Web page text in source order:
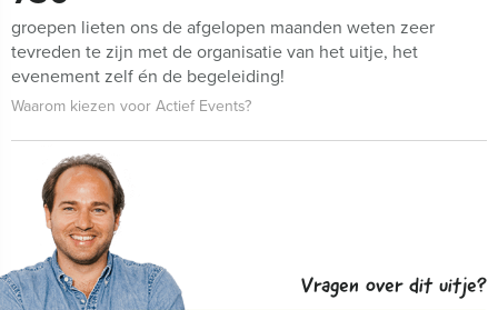
groepen lieten ons de afgelopen maanden weten zeer
tevreden te zijn met de organisatie van het uitje, het
evenement zelf én de begeleiding!
Waarom kiezen voor Actief Events?
Vragen over dit uitje?